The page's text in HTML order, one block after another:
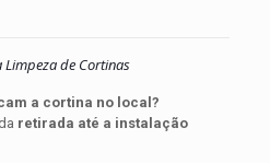
Limpeza de Cortinas
a cortina no local?
retirada até a instalação